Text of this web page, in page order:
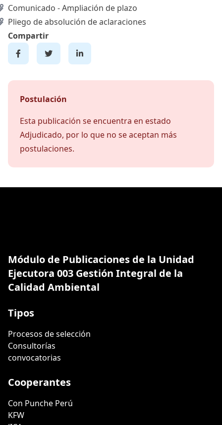
Comunicado - Ampliación de plazo
Pliego de absolución de aclaraciones
Compartir
Postulación
Esta publicación se encuentra en estado
Adjudicado, por lo que no se aceptan más
postulaciones.
Módulo de Publicaciones de la Unidad
Ejecutora 003 Gestión Integral de la
Calidad Ambiental
Tipos
Procesos de selección
Consultorías
convocatorias
Cooperantes
Con Punche Perú
KFW